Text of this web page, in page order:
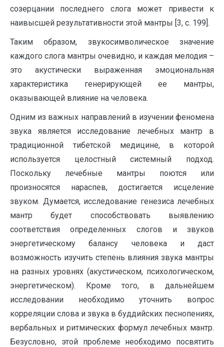
созерцании последнего слога может привести к
наивысшей результативности этой мантры [3, с. 199].
Таким образом, звукосимволическое значение
каждого слога мантры очевидно, и каждая мелодия –
это акустически выраженная эмоциональная
характеристика генерирующей ее мантры,
оказывающей влияние на человека.
Одним из важных направлений в изучении феномена
звука является исследование лечебных мантр в
традиционной тибетской медицине, в которой
используется целостный системный подход.
Поскольку лечебные мантры поются или
произносятся нараспев, достигается исцеление
звуком. Думается, исследование генезиса лечебных
мантр будет способствовать выявлению
соответствия определенных слогов и звуков
энергетическому балансу человека и даст
возможность изучить степень влияния звука мантры
на разных уровнях (акустическом, психологическом,
энергетическом). Кроме того, в дальнейшем
исследовании необходимо уточнить вопрос
корреляции слова и звука в буддийских песнопениях,
вербальных и ритмических формул лечебных мантр.
Безусловно, этой проблеме необходимо посвятить